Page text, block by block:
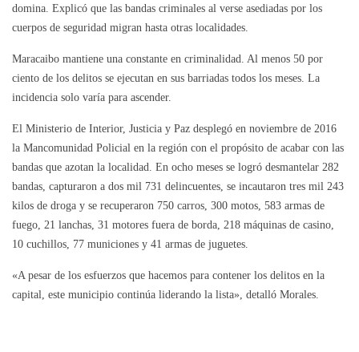
domina. Explicó que las bandas criminales al verse asediadas por los
cuerpos de seguridad migran hasta otras localidades.
Maracaibo mantiene una constante en criminalidad. Al menos 50 por
ciento de los delitos se ejecutan en sus barriadas todos los meses. La
incidencia solo varía para ascender.
El Ministerio de Interior, Justicia y Paz desplegó en noviembre de 2016
la Mancomunidad Policial en la región con el propósito de acabar con las
bandas que azotan la localidad. En ocho meses se logró desmantelar 282
bandas, capturaron a dos mil 731 delincuentes, se incautaron tres mil 243
kilos de droga y se recuperaron 750 carros, 300 motos, 583 armas de
fuego, 21 lanchas, 31 motores fuera de borda, 218 máquinas de casino,
10 cuchillos, 77 municiones y 41 armas de juguetes.
«A pesar de los esfuerzos que hacemos para contener los delitos en la
capital, este municipio continúa liderando la lista», detalló Morales.